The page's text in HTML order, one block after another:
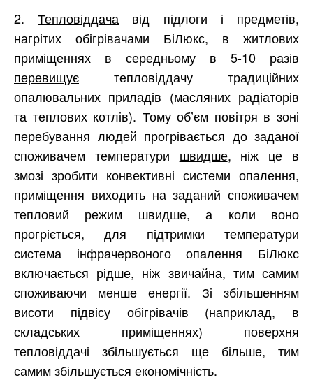
2.Тепловіддача від підлоги і предметів,
нагрітих обігрівачами БіЛюкс, в житлових
приміщеннях в середньому в 5-10 разів
перевищує тепловіддачу традиційних
опалювальних приладів (масляних радіаторів
та теплових котлів). Тому об’єм повітря в зоні
перебування людей прогрівається до заданої
споживачем температури швидше, ніж це в
змозі зробити конвективні системи опалення,
приміщення виходить на заданий споживачем
тепловий режим швидше, а коли воно
прогріється, для підтримки температури
система інфрачервоного опалення БіЛюкс
включається рідше, ніж звичайна, тим самим
споживаючи менше енергії. Зі збільшенням
висоти підвісу обігрівачів (наприклад, в
складських приміщеннях) поверхня
тепловіддачі збільшується ще більше, тим
самим збільшується економічність.